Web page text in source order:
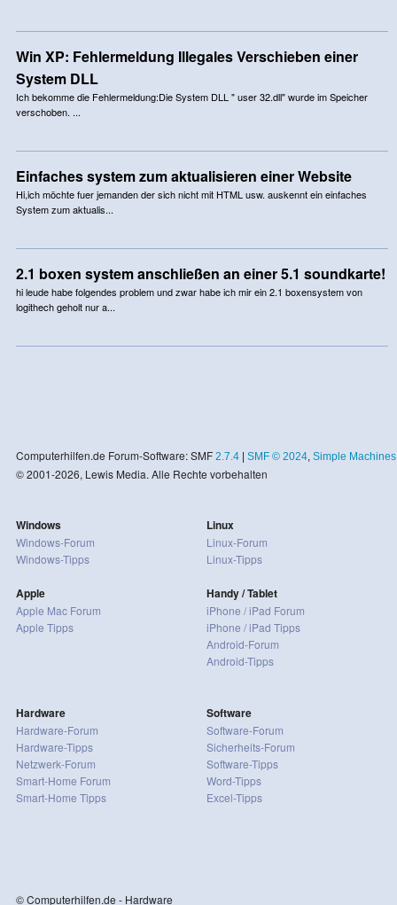
Win XP: Fehlermeldung Illegales Verschieben einer
System DLL
Ich bekomme die Fehlermeldung:Die System DLL " user 32.dll" wurde im Speicher
verschoben. ...
Einfaches system zum aktualisieren einer Website
Hi,ich möchte fuer jemanden der sich nicht mit HTML usw. auskennt ein einfaches
System zum aktualis...
2.1 boxen system anschließen an einer 5.1 soundkarte!
hi leude habe folgendes problem und zwar habe ich mir ein 2.1 boxensystem von
logithech geholt nur a...
Computerhilfen.de Forum-Software: SMF 2.7.4| SMF © 2024, Simple Machines
© 2001-2026, Lewis Media. Alle Rechte vorbehalten
Windows
Windows-Forum
Windows-Tipps
Apple
Apple Mac Forum
Apple Tipps
Linux
Linux-Forum
Linux-Tipps
Handy / Tablet
iPhone / iPad Forum
iPhone / iPad Tipps
Android-Forum
Android-Tipps
Hardware
Hardware-Forum
Hardware-Tipps
Netzwerk-Forum
Smart-Home Forum
Smart-Home Tipps
Software
Software-Forum
Sicherheits-Forum
Software-Tipps
Word-Tipps
Excel-Tipps
© Computerhilfen.de - Hardware